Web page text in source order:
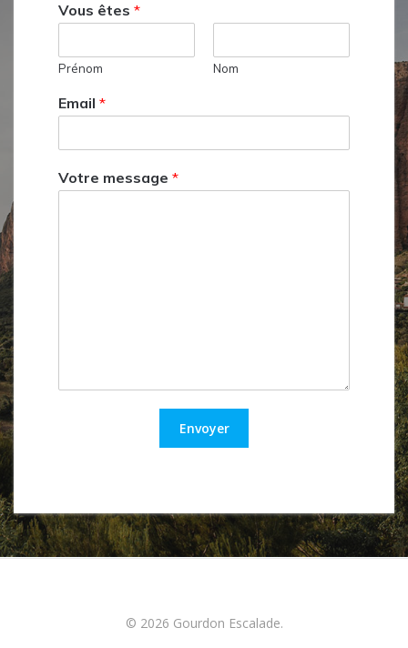
Vous êtes *
Prénom Nom
Email *
Votre message *
Envoyer
© 2026 Gourdon Escalade.